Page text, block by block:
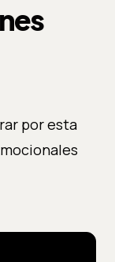
por esta